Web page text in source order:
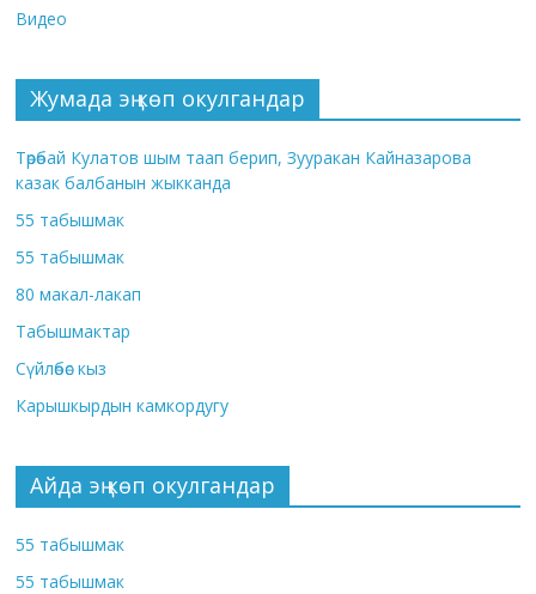
Видео
Жумада эң көп окулгандар
Төрөбай Кулатов шым таап берип, Зууракан Кайназарова
казак балбанын жыкканда
55 табышмак
55 табышмак
80 макал-лакап
Табышмактар
Сүйлөбөс кыз
Карышкырдын камкордугу
Айда эң көп окулгандар
55 табышмак
55 табышмак